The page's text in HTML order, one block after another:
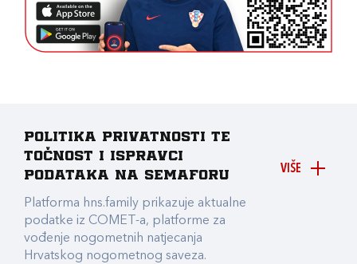
VIŠE
Politika privatnosti te
točnost i ispravci
podataka na Semaforu
Platforma hns.family prikazuje aktualne
podatke iz COMET-a, platforme za
vođenje nogometnih natjecanja
Hrvatskog nogometnog saveza.